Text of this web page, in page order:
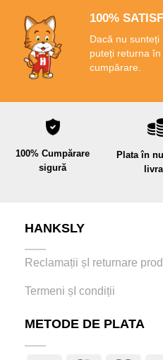
100%
Dacă nu
puteți returna
cumpărare.
100% Cumpărare
sigură
Plata în
HANKSLY
Reclamații șI returnare
Termeni șI condiții
METODE DE PLATA